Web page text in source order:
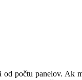
počtu panelov. Ak